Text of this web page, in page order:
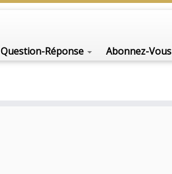
Question-Réponse Abonnez-Vous